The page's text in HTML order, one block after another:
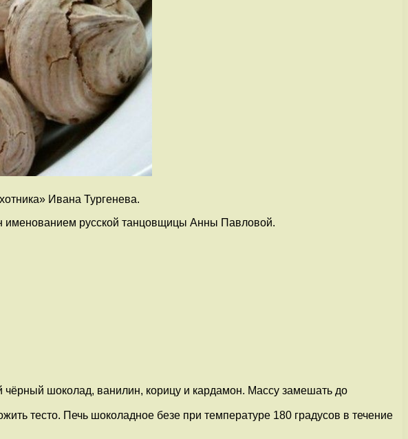
Ивана Тургенева.
именованием русской танцовщицы Анны Павловой.
чёрный шоколад, ванилин, корицу и кардамон. Массу замешать до
тесто. Печь шоколадное безе при температуре 180 градусов в течение